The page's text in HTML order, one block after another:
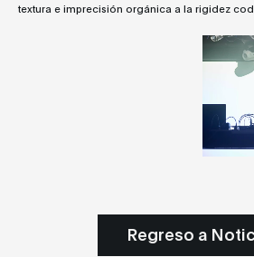
textura e imprecisión orgánica a la rigidez
Regreso a